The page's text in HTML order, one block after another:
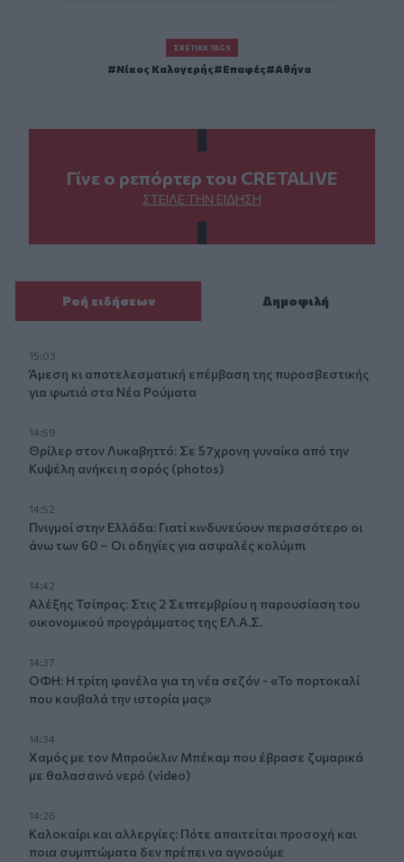
ΣΧΕΤΙΚΆ TAGS
Νίκος Καλογερής Επαφές Αθήνα
Γίνε ο ρεπόρτερ του CRETALIVE
ΣΤΕΊΛΕ ΤΗΝ ΕΊΔΗΣΗ
Ροή ειδήσεων Δημοφιλή
15:03
Άμεση κι αποτελεσματική επέμβαση της πυροσβεστικής
για φωτιά στα Νέα Ρούματα
14:59
Θρίλερ στον Λυκαβηττό: Σε 57χρονη γυναίκα από την
Κυψέλη ανήκει η σορός (photos)
14:52
Πνιγμοί στην Ελλάδα: Γιατί κινδυνεύουν περισσότερο οι
άνω των 60 – Οι οδηγίες για ασφαλές κολύμπι
14:42
Αλέξης Τσίπρας: Στις 2 Σεπτεμβρίου η παρουσίαση του
οικονομικού προγράμματος της ΕΛ.Α.Σ.
14:37
ΟΦΗ: Η τρίτη φανέλα για τη νέα σεζόν - «Το πορτοκαλί
που κουβαλά την ιστορία μας»
14:34
Χαμός με τον Μπρούκλιν Μπέκαμ που έβρασε ζυμαρικά
με θαλασσινό νερό (video)
14:26
Καλοκαίρι και αλλεργίες: Πότε απαιτείται προσοχή και
ποια συμπτώματα δεν πρέπει να αγνοούμε